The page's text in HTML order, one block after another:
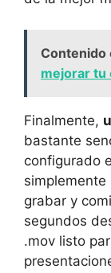
Contenido
mejorar tu
Finalmente,
bastante
configurado
simplemente
grabar y
segundos
.mov listo